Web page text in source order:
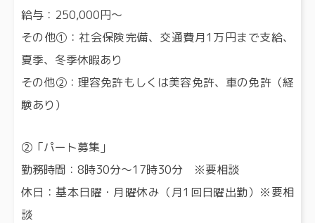
給与：250,000円～
その他①：社会保険完備、交通費月1万円まで支給、
夏季、冬季休暇あり
その他②：理容免許もしくは美容免許、車の免許（経
験あり）
②「パート募集」
勤務時間：8時30分～17時30分 ※要相談
休日：基本日曜・月曜休み（月1回日曜出勤）※要相
談